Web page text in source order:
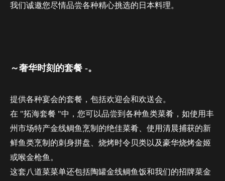
我们诚邀您尽情品尝各种精心挑选的日本料理。
～奢华时刻的套餐 -。
提供各种宴会的套餐，包括欢迎会和欢送会。
在 "拓海套餐 "中，您可以品尝到各种鱼类菜肴，如使用丰
州市场特产金线鲷鱼烹制的绝佳菜肴、使用清晨捕获的新
鲜鱼类烹制的刺身拼盘、烧烤时令贝类以及豪华烧烤金姬
或喉金枪鱼。
这套八道菜菜单还包括陶罐金线鲷鱼饭和我们的招牌菜金